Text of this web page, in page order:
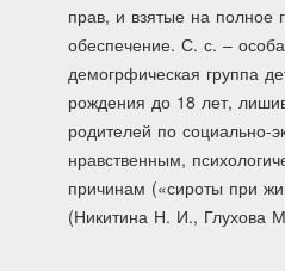
прав, и взятые на полное
обеспечение. С. с. –
демогрфическая группа
рождения до 18 лет,
родителей по социально-
нравственным,
причинам («сироты при
(Никитина Н. И., Глухова